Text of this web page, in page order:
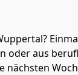
oder aus
nächsten